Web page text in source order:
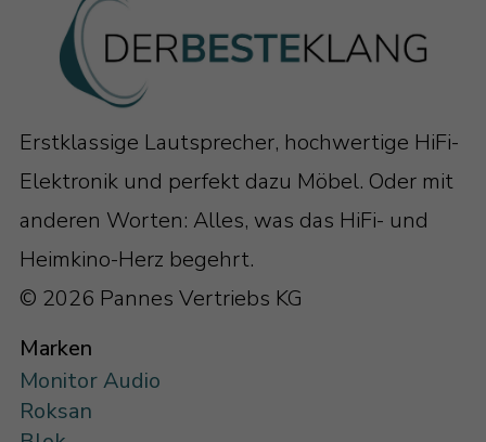
Erstklassige Lautsprecher, hochwertige HiFi-
Elektronik und perfekt dazu Möbel. Oder mit
anderen Worten: Alles, was das HiFi- und
Heimkino-Herz begehrt.
© 2026 Pannes Vertriebs KG
Marken
Monitor Audio
Roksan